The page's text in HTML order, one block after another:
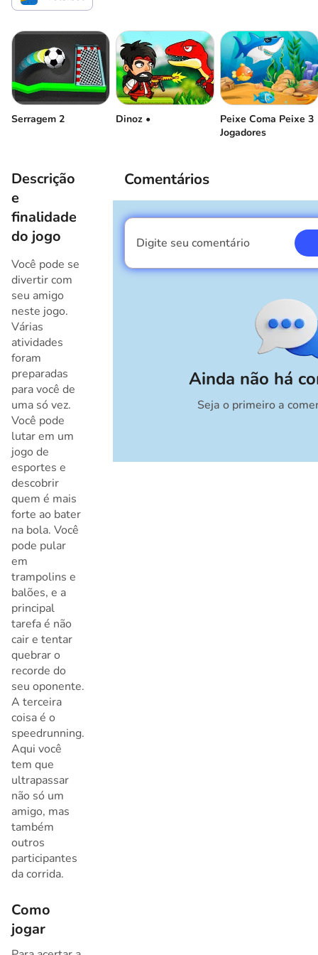
Serragem 2 Dinoz •
Peixe Coma Peixe 3
Jogadores
Descrição
e
finalidade
do jogo
Você pode se
divertir com
seu amigo
neste jogo.
Várias
atividades
foram
preparadas
para você de
uma só vez.
Você pode
lutar em um
jogo de
esportes e
descobrir
quem é mais
forte ao bater
na bola. Você
pode pular
em
trampolins e
balões, e a
principal
tarefa é não
cair e tentar
quebrar o
recorde do
seu oponente.
A terceira
coisa é o
speedrunning.
Aqui você
tem que
ultrapassar
não só um
amigo, mas
também
outros
participantes
da corrida.
Como
jogar
Comentários
Ainda não há
Seja o primeiro a
Digite seu comentário
Eu sou um garoto
Cancelar